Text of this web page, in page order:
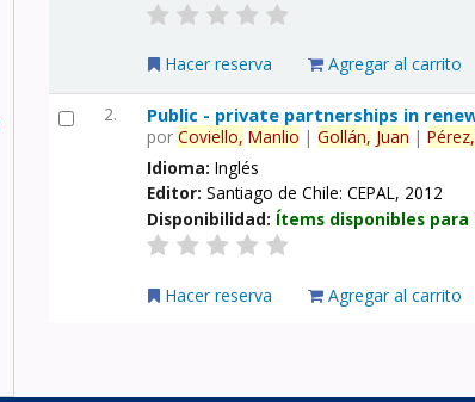
Hacer reserva Agregar al carrito
2. Public - private partnerships in
porCoviello, Manlio |Gollán, Juan |Pérez,
Idioma:Inglés
Editor:Santiago de Chile: CEPAL, 2012
Disponibilidad: Ítems disponibles
Hacer reserva Agregar al carrito